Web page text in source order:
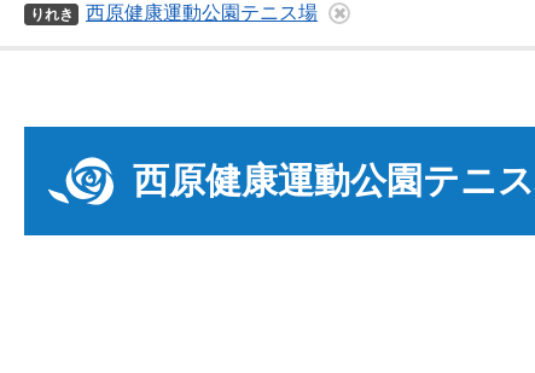
りれき 西原健康運動公園テニス場
西原健康運動公園テニ